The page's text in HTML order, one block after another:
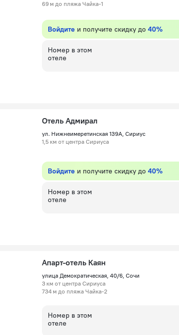
69 м до пляжа Чайка-1
Войдите и получите скидку до 40%
Номер в этом
отеле
Отель Адмирал
ул. Нижнеимеретинская 139А, Сириус
1,5 км от центра Сириуса
Войдите и получите скидку до 40%
Номер в этом
отеле
Апарт-отель Каян
улица Демократическая, 40/6, Сочи
3 км от центра Сириуса
734 м до пляжа Чайка-2
Номер в этом
отеле